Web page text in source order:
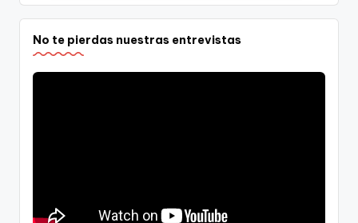
No te pierdas nuestras entrevistas